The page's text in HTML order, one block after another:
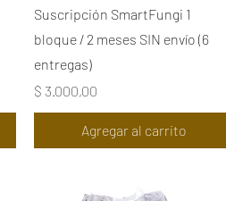
Vista rápida
Suscripción SmartFungi 1
bloque / 2 meses SIN envío (6
entregas)
Precio
$ 3.000,00
Agregar al carrito